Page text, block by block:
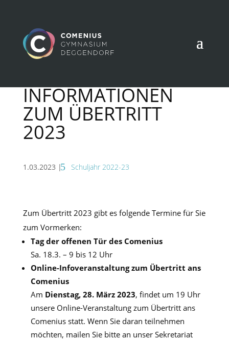
INFORMATIONEN
ZUM ÜBERTRITT
2023
1.03.2023 | Schuljahr 2022-23
Zum Übertritt 2023 gibt es folgende Termine für Sie
zum Vormerken:
Tag der offenen Tür des Comenius
Sa. 18.3. – 9 bis 12 Uhr
Online-Infoveranstaltung zum Übertritt ans
Comenius
Am Dienstag, 28. März 2023, findet um 19 Uhr
unsere Online-Veranstaltung zum Übertritt ans
Comenius statt. Wenn Sie daran teilnehmen
möchten, mailen Sie bitte an unser Sekretariat